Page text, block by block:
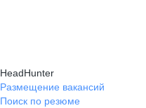
HeadHunter
Размещение вакансий
Поиск по резюме